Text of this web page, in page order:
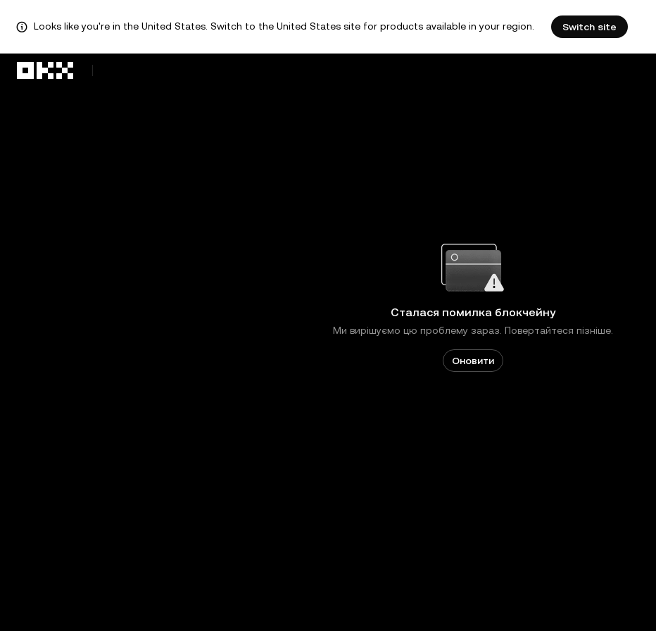
Looks like you're in the United States. Switch to the United States site for products available in your region. Switch site
Сталася помилка блокчейну
Ми вирішуємо цю проблему зараз. Повертайтеся пізніше.
Оновити